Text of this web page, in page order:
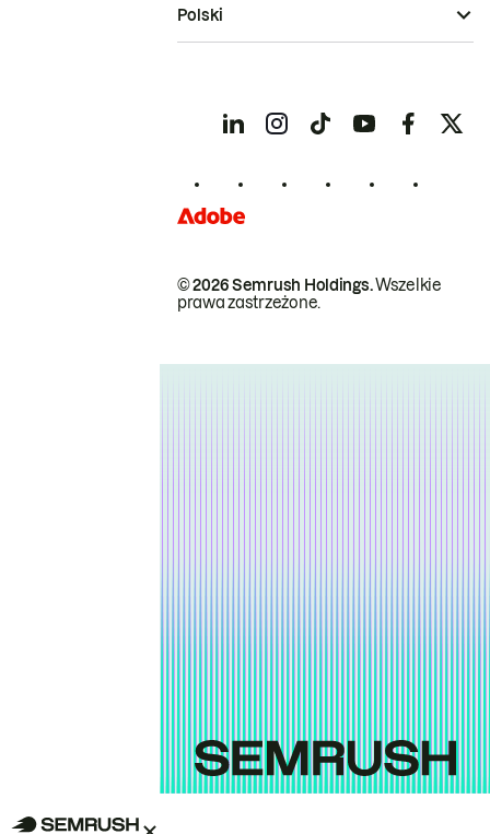
© 2026 Semrush Holdings.Wszelkie
prawa zastrzeżone.
Polski